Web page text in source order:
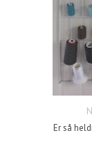
Er så